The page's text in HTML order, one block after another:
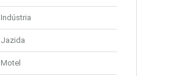
Indústria
Jazida
Motel